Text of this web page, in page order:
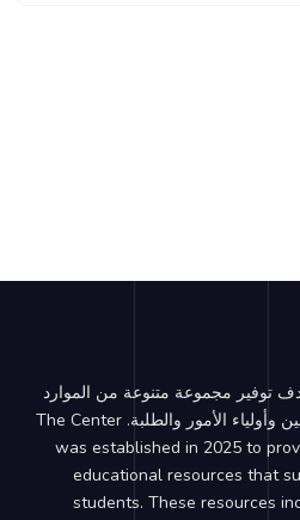
المركز في عام 2025 بهدف توفير مجموعة متنوعة من الموارد
التعليمية الرقمية الداعمة للمعلمين وأولياء الأمور والطلبة. The Center
was established in 2025 to
educational resources that
students. These resources